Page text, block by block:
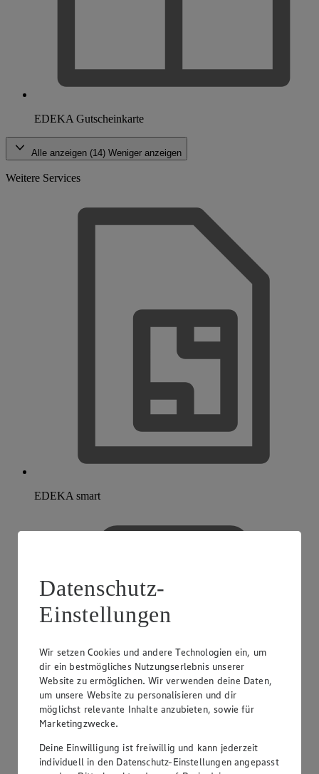
EDEKA Gutscheinkarte
Alle anzeigen (14) Weniger anzeigen
Weitere Services
EDEKA smart
Datenschutz-
Einstellungen
Wir setzen Cookies und andere Technologien ein, um
dir ein bestmögliches Nutzungserlebnis unserer
Website zu ermöglichen. Wir verwenden deine Daten,
um unsere Website zu personalisieren und dir
möglichst relevante Inhalte anzubieten, sowie für
Marketingzwecke.
Deine Einwilligung ist freiwillig und kann jederzeit
individuell in den Datenschutz-Einstellungen angepasst